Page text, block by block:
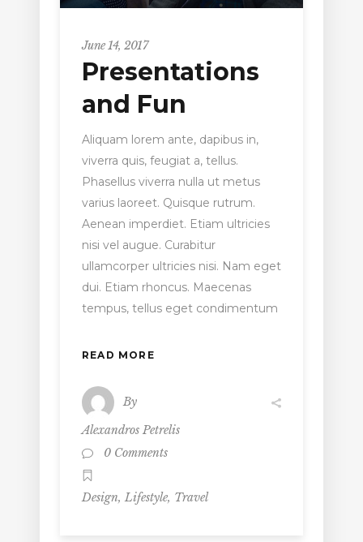
June 14, 2017
Presentations
and Fun
Aliquam lorem ante, dapibus in,
viverra quis, feugiat a, tellus.
Phasellus viverra nulla ut metus
varius laoreet. Quisque rutrum.
Aenean imperdiet. Etiam ultricies
nisi vel augue. Curabitur
ullamcorper ultricies nisi. Nam eget
dui. Etiam rhoncus. Maecenas
tempus, tellus eget condimentum
READ MORE
By
Alexandros Petrelis
0 Comments
Design, Lifestyle, Travel